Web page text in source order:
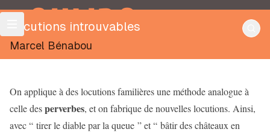
OULIPO
Locutions introuvables
Marcel Bénabou
On applique à des locutions familières une méthode analogue à
celle desperverbes, et on fabrique de nouvelles locutions. Ainsi,
avec “ tirer le diable par la queue ” et “ bâtir des châteaux en